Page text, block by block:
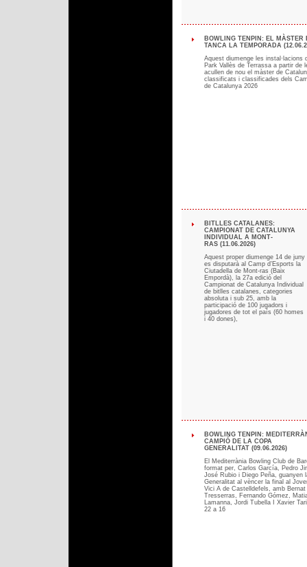
BOWLING TENPIN: EL MÀSTER
TANCA LA TEMPORADA
Aquest diumenge les instal·lacions
Park Vallès de Terrassa a partir de
acullen de nou el màster de
classificats i classificades dels
de Catalunya 2026
BITLLES CATALANES:
CAMPIONAT DE CATALUNYA
INDIVIDUAL A MONT-
RAS (11.06.2026)
Aquest proper diumenge 14 de juny
es disputarà al Camp d’Esports la
Ciutadella de Mont-ras (Baix
Empordà), la 27a edició del
Campionat de Catalunya Individual
de bitlles catalanes, categories
absoluta i sub 25, amb la
participació de 100 jugadors i
jugadores de tot el país (60 homes
i 40 dones),
BOWLING TENPIN:
CAMPIÓ DE LA COPA
GENERALITAT (09.06.2026)
El Mediterrània Bowling Club de
format per, Carlos García, Pedro
José Rubio i Diego Peña, guanyen
Generalitat al vèncer la final al
Vici A de Castelldefels, amb Bernat
Tresserras, Fernando Gómez,
Lamanna, Jordi Tubella I Xavier
22 a 16